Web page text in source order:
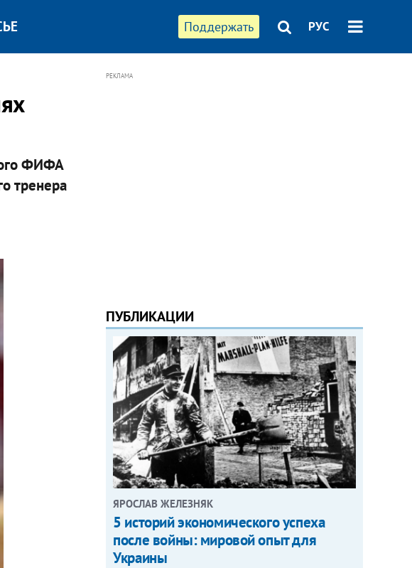
Поддержать РУС
ФИФА
тренера
РЕКЛАМА
ПУБЛИКАЦИИ
ЯРОСЛАВ ЖЕЛЕЗНЯК
5 историй экономического успеха
после войны: мировой опыт для
Украины